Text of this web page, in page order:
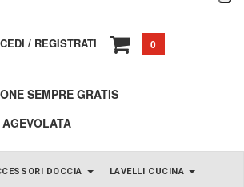
/ REGISTRATI 0
SEMPRE GRATIS
DOCCIA LAVELLI CUCINA